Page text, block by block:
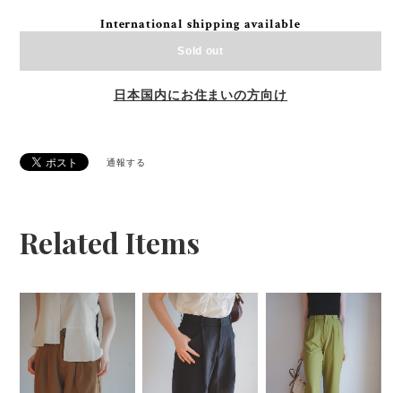
International shipping available
Sold out
日本国内にお住まいの方向け
通報する
Related Items